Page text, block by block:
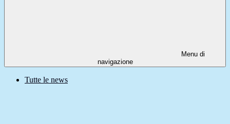
Menu di
navigazione
Tutte le news